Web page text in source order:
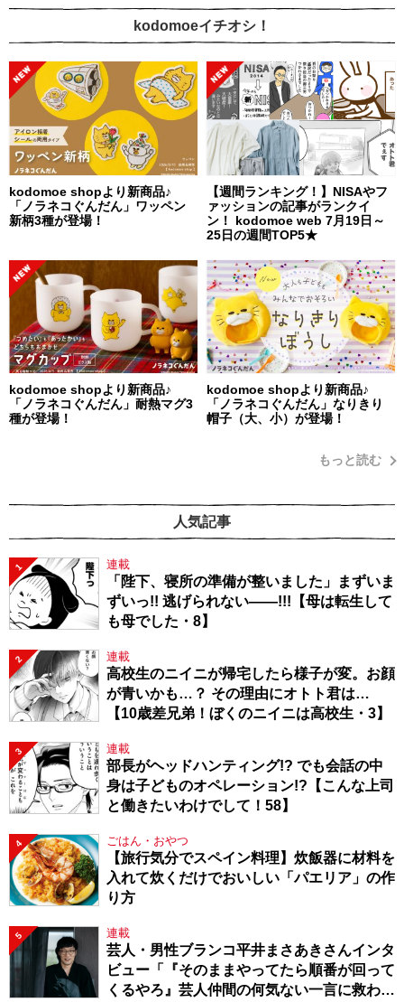
kodomoeイチオシ！
kodomoe shopより新商品♪
「ノラネコぐんだん」ワッペン
新柄3種が登場！
【週間ランキング！】NISAやフ
ァッションの記事がランクイ
ン！ kodomoe web 7月19日～
25日の週間TOP5★
kodomoe shopより新商品♪
「ノラネコぐんだん」耐熱マグ3
種が登場！
kodomoe shopより新商品♪
「ノラネコぐんだん」なりきり
帽子（大、小）が登場！
もっと読む
人気記事
1 連載
「陛下、寝所の準備が整いました」まずいま
ずいっ!! 逃げられない――!!!【母は転生して
も母でした・8】
2 連載
高校生のニイニが帰宅したら様子が変。お顔
が青いかも…？ その理由にオトト君は…
【10歳差兄弟！ぼくのニイニは高校生・3】
3 連載
部長がヘッドハンティング!? でも会話の中
身は子どものオペレーション!?【こんな上司
と働きたいわけでして！58】
4 ごはん・おやつ
【旅行気分でスペイン料理】炊飯器に材料を
入れて炊くだけでおいしい「パエリア」の作
り方
5 連載
芸人・男性ブランコ平井まさあきさんインタ
ビュー「『そのままやってたら順番が回って
くるやろ』芸人仲間の何気ない一言に救われ